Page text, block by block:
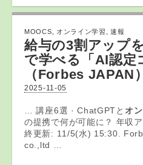
MOOCS オンライン学習 ,速報
給与の3割アップ
で学べる「AI認定
（Forbes JAPAN）
2025-11-05
… 講座6選 · ChatGPTと オ
の提携で何が可能に？ 年収
終更新: 11/5(水) 15:30.
co.,ltd …